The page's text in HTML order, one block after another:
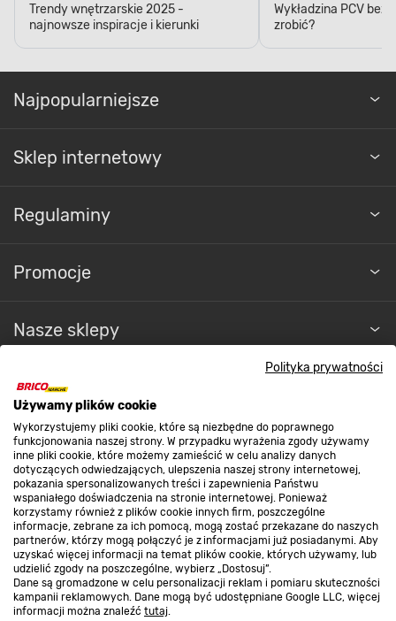
Polityka prywatności
Używamy plików cookie
Wykorzystujemy pliki cookie, które są niezbędne do poprawnego
funkcjonowania naszej strony. W przypadku wyrażenia zgody używamy
inne pliki cookie, które możemy zamieścić w celu analizy danych
dotyczących odwiedzających, ulepszenia naszej strony internetowej,
pokazania spersonalizowanych treści i zapewnienia Państwu
wspaniałego doświadczenia na stronie internetowej. Ponieważ
korzystamy również z plików cookie innych firm, poszczególne
informacje, zebrane za ich pomocą, mogą zostać przekazane do naszych
partnerów, którzy mogą połączyć je z informacjami już posiadanymi. Aby
uzyskać więcej informacji na temat plików cookie, których używamy, lub
udzielić zgody na poszczególne, wybierz „Dostosuj”.
Dane są gromadzone w celu personalizacji reklam i pomiaru skuteczności
kampanii reklamowych. Dane mogą być udostępniane Google LLC, więcej
informacji można znaleźć tutaj.
Trendy wnętrzarskie 2025 -
najnowsze inspiracje i kierunki
Wykładzina PCV bez
zrobić?
Najpopularniejsze
Sklep internetowy
Regulaminy
Promocje
Nasze sklepy
O nas
Kontakt do sklepu
Strefa biznesu
Dołącz do nas